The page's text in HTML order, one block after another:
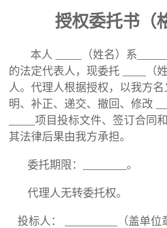
授权委托书（
本人 （姓名）系
的法定代表人，现委托
（
人。代理人根据授权，以我方
明、补正、递交、撤回、修改
项目 投标文件、签订合同
其法律后果由我方承担。
委托期限： 。
代理人无转委托权。
投标人： （盖单位